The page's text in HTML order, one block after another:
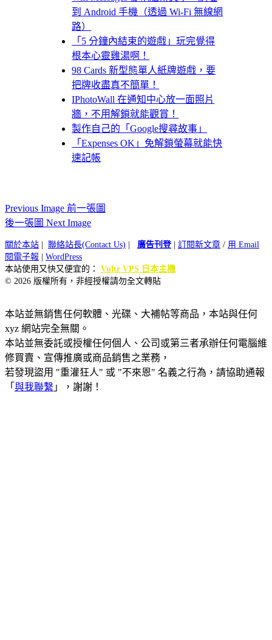
到 Android 手機（透過 Wi-Fi 無線網
路）
「5 分鐘內結束的遊戲」玩完覺得
根本心靈雞湯啊！
98 Cards 新型態單人紙牌遊戲，要
把牌收盡真不簡單！
IPhotoWall 在通知中心放一面照片
牆，不用解鎖就能觀賞！
製作自己的「Google搜尋故事」
「Expenses OK」免解鎖螢幕就能快
速記帳
Previous Image 前一張圖
後一張圖 Next Image
關於本站 聯絡站長(Contact Us) 廣告刊登| 訂閱新文章 / 用 Email
閱電子報
WordPress
本站使用又快又便宜的： Vultr VPS 日本主機
© 2026 版權所有，非經授權請勿全文轉貼
本站並無銷售任何軟體、光碟、大補帖等商品，本站與任何
xyz 網站完全無關。
本站並無委託或授權任何個人、公司或第三者承辦任何電腦維
修買賣、宣傳推廣或商品銷售之業務，
若發現盜用 "重灌狂人" 或 "不來恩" 名義之行為，請協助通報
「 與我聯繫 」，謝謝！